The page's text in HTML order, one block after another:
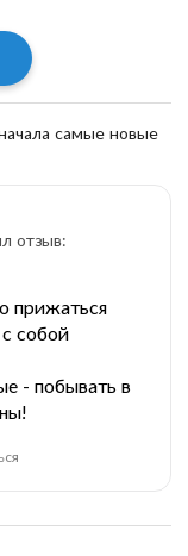
самые новые
отзыв:
прижаться
собой
- побывать в